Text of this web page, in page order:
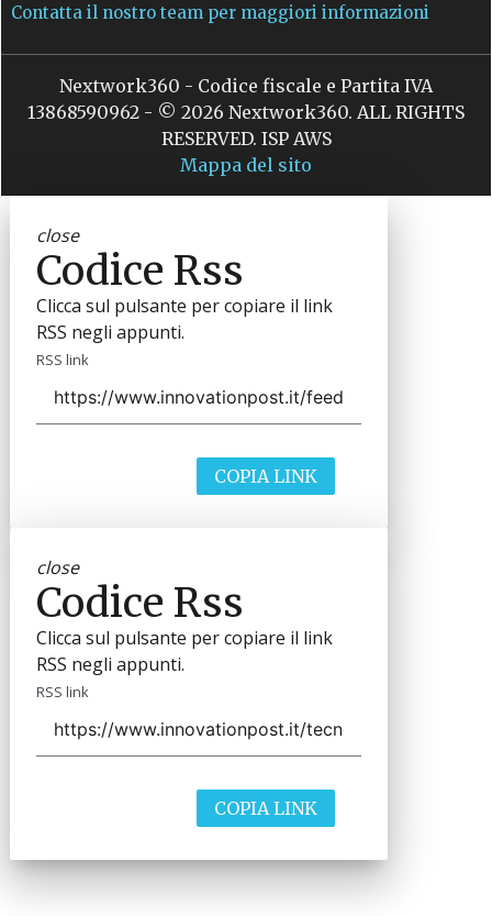
Contatta il nostro team per maggiori informazioni
Nextwork360 - Codice fiscale e Partita IVA
13868590962 - © 2026 Nextwork360. ALL RIGHTS
RESERVED. ISP AWS
Mappa del sito
close
Codice Rss
Clicca sul pulsante per copiare il link
RSS negli appunti.
RSS link
COPIA LINK
close
Codice Rss
Clicca sul pulsante per copiare il link
RSS negli appunti.
RSS link
COPIA LINK